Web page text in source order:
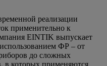
реализации
применительно к
EINTIK выпускает
ФР – от
до сложных
в которых применяются